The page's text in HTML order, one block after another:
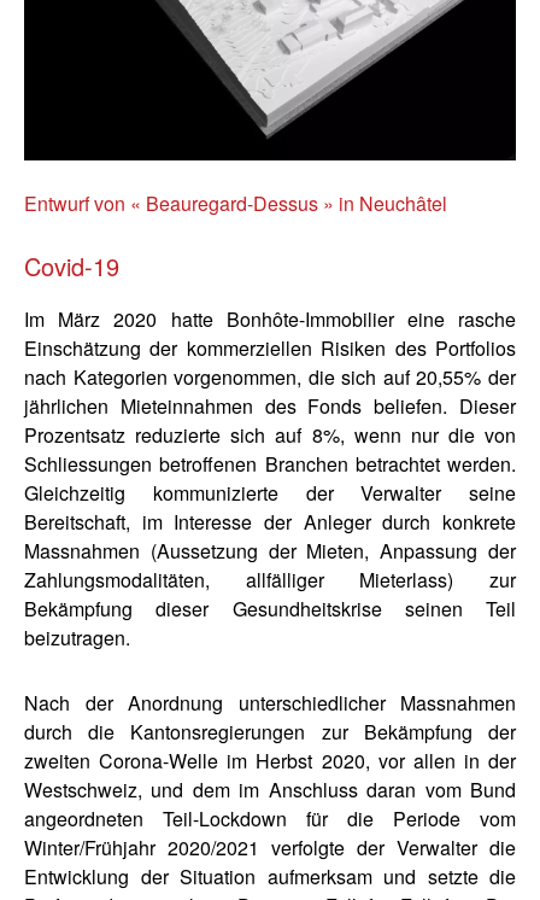
Entwurf von « Beauregard-Dessus » in Neuchâtel
Covid-19
Im März 2020 hatte Bonhôte-Immobilier eine rasche
Einschätzung der kommerziellen Risiken des Portfolios
nach Kategorien vorgenommen, die sich auf 20,55% der
jährlichen Mieteinnahmen des Fonds beliefen. Dieser
Prozentsatz reduzierte sich auf 8%, wenn nur die von
Schliessungen betroffenen Branchen betrachtet werden.
Gleichzeitig kommunizierte der Verwalter seine
Bereitschaft, im Interesse der Anleger durch konkrete
Massnahmen (Aussetzung der Mieten, Anpassung der
Zahlungsmodalitäten, allfälliger Mieterlass) zur
Bekämpfung dieser Gesundheitskrise seinen Teil
beizutragen.
Nach der Anordnung unterschiedlicher Massnahmen
durch die Kantonsregierungen zur Bekämpfung der
zweiten Corona-Welle im Herbst 2020, vor allen in der
Westschweiz, und dem im Anschluss daran vom Bund
angeordneten Teil-Lockdown für die Periode vom
Winter/Frühjahr 2020/2021 verfolgte der Verwalter die
Entwicklung der Situation aufmerksam und setzte die